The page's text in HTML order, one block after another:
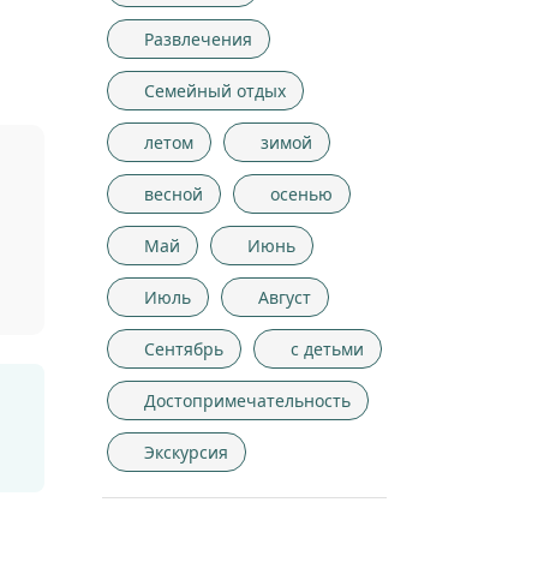
Развлечения
Семейный отдых
летом зимой
весной осенью
Май Июнь
Июль Август
Сентябрь с детьми
Достопримечательность
Экскурсия